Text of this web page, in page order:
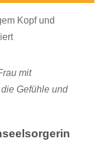
mit
Gefühle und